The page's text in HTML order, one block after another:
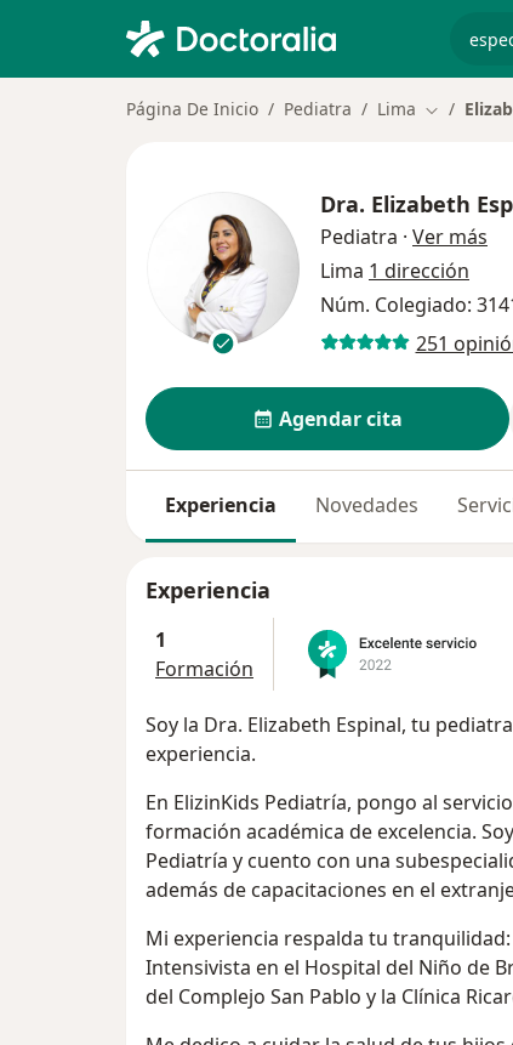
Página De Inicio Pediatra Lima Cambiar
Dra. Elizabeth
Pediatra · Ver más
Lima 1 dirección
Núm. Colegiado:
251
Agendar cita
Experiencia Novedades
Experiencia
1
Formación
Soy la Dra. Elizabeth Espinal, tu
experiencia.
En ElizinKids Pediatría, pongo al
formación académica de excelencia.
Pediatría y cuento con una
además de capacitaciones en el
Mi experiencia respalda tu
Intensivista en el Hospital del Niño de
del Complejo San Pablo y la Clínica